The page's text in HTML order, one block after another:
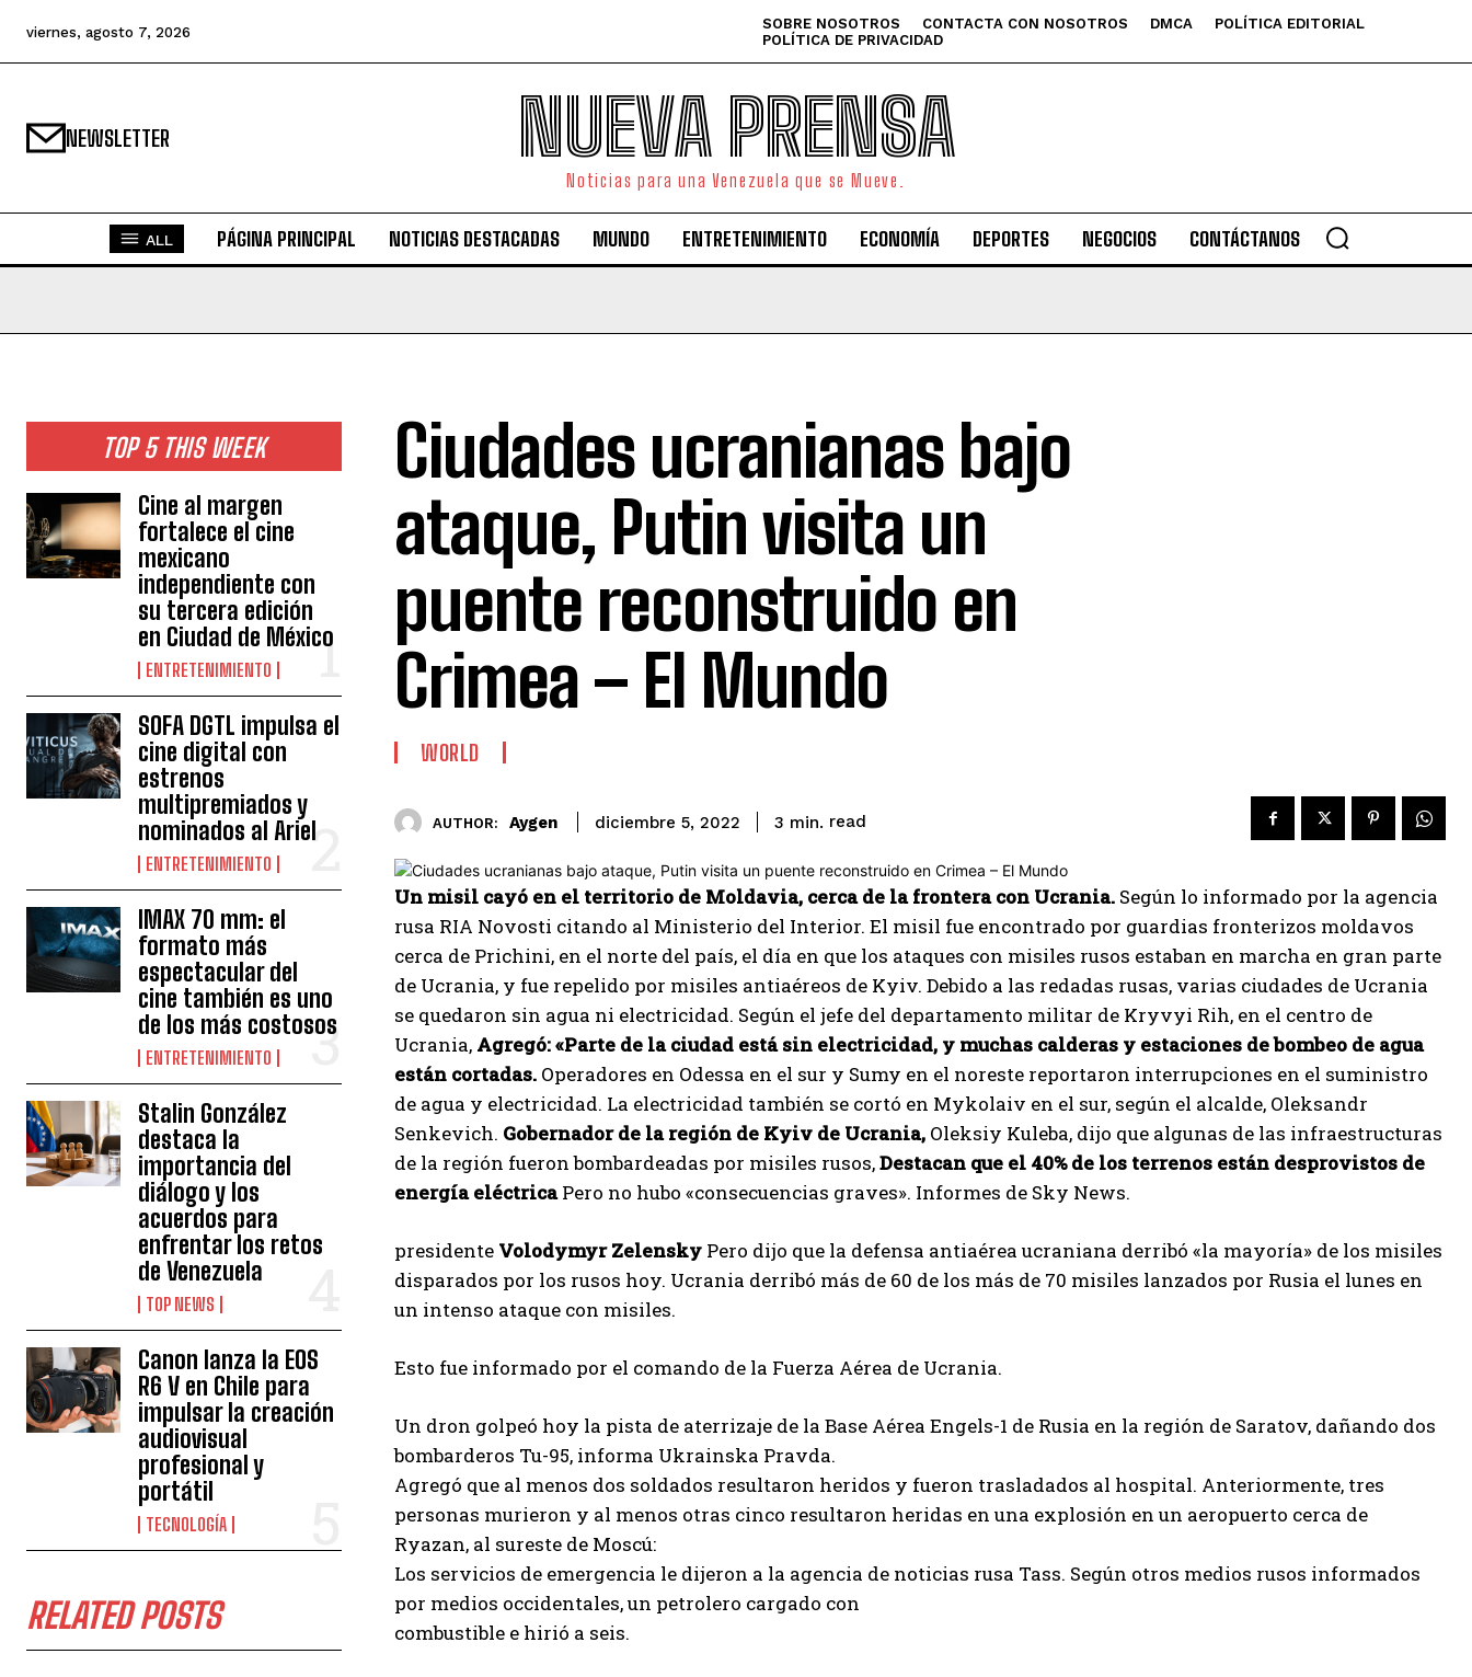
viernes, agosto 7, 2026 SOBRE NOSOTROS CONTACTA CON NOSOTROS DMCA
POLÍTICA EDITORIAL
POLÍTICA DE PRIVACIDAD
NEWSLETTER NUEVA PRENSA
Noticias para una Venezuela que se Mueve.
ALL PÁGINA PRINCIPAL NOTICIAS DESTACADAS MUNDO ENTRETENIMIENTO ECONOMÍA DEPORTES NEGOCIOS CONTÁCTANOS
TOP 5 THIS WEEK
Cine al margen
fortalece el cine
mexicano
independiente con
su tercera edición
en Ciudad de México
ENTRETENIMIENTO
SOFA DGTL impulsa el
cine digital con
estrenos
multipremiados y
nominados al Ariel
ENTRETENIMIENTO
IMAX 70 mm: el
formato más
espectacular del
cine también es uno
de los más costosos
ENTRETENIMIENTO
Stalin González
destaca la
importancia del
diálogo y los
acuerdos para
enfrentar los retos
de Venezuela
TOP NEWS
Canon lanza la EOS
R6 V en Chile para
impulsar la creación
audiovisual
profesional y
portátil
TECNOLOGÍA
RELATED POSTS
Ciudades ucranianas bajo
ataque, Putin visita un
puente reconstruido en
Crimea – El Mundo
WORLD
AUTHOR: Aygen diciembre 5, 2022 3 min. read
Un misil cayó en el territorio de Moldavia, cerca de la frontera con Ucrania. Según lo informado por la agencia
rusa RIA Novosti citando al Ministerio del Interior. El misil fue encontrado por guardias fronterizos moldavos
cerca de Prichini, en el norte del país, el día en que los ataques con misiles rusos estaban en marcha en gran parte
de Ucrania, y fue repelido por misiles antiaéreos de Kyiv. Debido a las redadas rusas, varias ciudades de Ucrania
se quedaron sin agua ni electricidad. Según el jefe del departamento militar de Kryvyi Rih, en el centro de
Ucrania, Agregó: «Parte de la ciudad está sin electricidad, y muchas calderas y estaciones de bombeo de agua
están cortadas. Operadores en Odessa en el sur y Sumy en el noreste reportaron interrupciones en el suministro
de agua y electricidad. La electricidad también se cortó en Mykolaiv en el sur, según el alcalde, Oleksandr
Senkevich. Gobernador de la región de Kyiv de Ucrania, Oleksiy Kuleba, dijo que algunas de las infraestructuras
de la región fueron bombardeadas por misiles rusos,Destacan que el 40% de los terrenos están desprovistos de
energía eléctricaPero no hubo «consecuencias graves». Informes de Sky News.
presidente Volodymyr Zelensky Pero dijo que la defensa antiaérea ucraniana derribó «la mayoría» de los misiles
disparados por los rusos hoy. Ucrania derribó más de 60 de los más de 70 misiles lanzados por Rusia el lunes en
un intenso ataque con misiles.
Esto fue informado por el comando de la Fuerza Aérea de Ucrania.
Un dron golpeó hoy la pista de aterrizaje de la Base Aérea Engels-1 de Rusia en la región de Saratov, dañando dos
bombarderos Tu-95, informa Ukrainska Pravda.
Agregó que al menos dos soldados resultaron heridos y fueron trasladados al hospital. Anteriormente, tres
personas murieron y al menos otras cinco resultaron heridas en una explosión en un aeropuerto cerca de
Ryazan, al sureste de Moscú:
Los servicios de emergencia le dijeron a la agencia de noticias rusa Tass. Según otros medios rusos informados
por medios occidentales, un petrolero cargado con
combustible e hirió a seis.